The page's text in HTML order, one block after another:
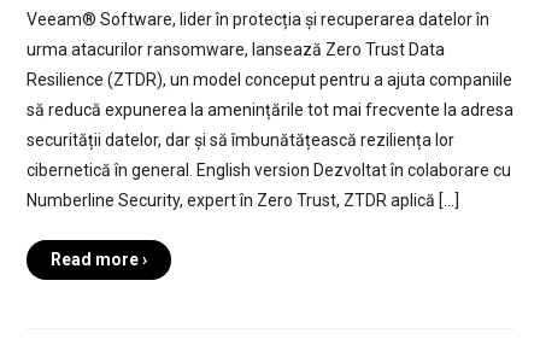
Veeam® Software, lider în protecția și recuperarea datelor în
urma atacurilor ransomware, lansează Zero Trust Data
Resilience (ZTDR), un model conceput pentru a ajuta companiile
să reducă expunerea la amenințările tot mai frecvente la adresa
securității datelor, dar și să îmbunătățească reziliența lor
cibernetică în general. English version Dezvoltat în colaborare cu
Numberline Security, expert în Zero Trust, ZTDR aplică […]
Read more ›